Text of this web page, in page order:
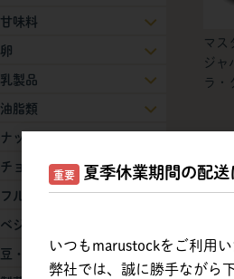
マス
ジャ
ラ・
甘味料
卵
乳製品
油脂類
ナッツ
チョコレート
フルーツ
ベジタブル
豆・豆乳製品
重要 夏季休業期間の配送
いつもmarustockをご利用
弊社では、誠に勝手ながら